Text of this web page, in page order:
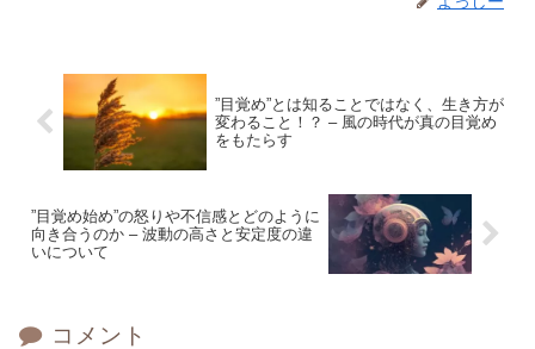
”目覚め”とは知ることではなく、生き方が
変わること！？ – 風の時代が真の目覚め
をもたらす
”目覚め始め”の怒りや不信感とどのように
向き合うのか – 波動の高さと安定度の違
いについて
コメント